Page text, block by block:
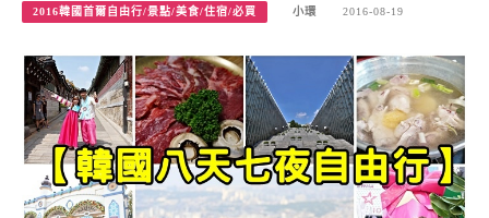
2016韓國首爾自由行/景點/美食/住宿/必買 小環 2016-08-19